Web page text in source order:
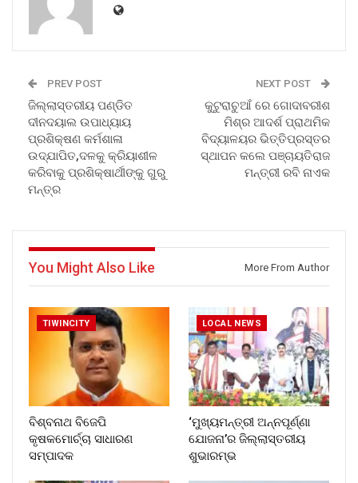
PREV POST
ଜିଲ୍ଲାସ୍ତରୀୟ ପଣ୍ଡିତ
ଦୀନଦୟାଲ ଉପାଧ୍ୟାୟ
ପ୍ରଶିକ୍ଷଣ କର୍ମଶାଳା
ଉଦ୍‌ଯାପିତ,ଦଳକୁ କ୍ରିୟାଶୀଳ
କରିବାକୁ ପ୍ରଶିକ୍ଷାର୍ଥୀଙ୍କୁ ଗୁରୁ
ମନ୍ତ୍ର
NEXT POST
କୁଟୁରାଚୁଆଁ ରେ ଗୋଦାବରୀଶ
ମିଶ୍ର ଆଦର୍ଶ ପ୍ରାଥମିକ
ବିଦ୍ୟାଳୟର ଭିତ୍ତିପ୍ରସ୍ତର
ସ୍ଥାପନ କଲେ ପଞ୍ଚାୟତିରାଜ
ମନ୍ତ୍ରୀ ରବି ନାଏକ
You Might Also Like More From Author
TIWINCITY
ବିଶ୍ବନାଥ ବିଜେପି
କୃଷକମୋର୍ଚ୍ଚା ସାଧାରଣ
ସମ୍ପାଦକ
LOCAL NEWS
‘ମୁଖ୍ୟମନ୍ତ୍ରୀ ଅନ୍ନପୂର୍ଣ୍ଣା
ଯୋଜନା’ର ଜିଲ୍ଲାସ୍ତରୀୟ
ଶୁଭାରମ୍ଭ